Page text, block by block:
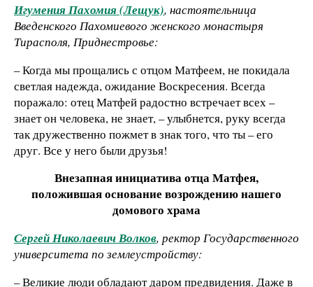
Игумения Пахомия (Лещук), настоятельница
Введенского Пахомиевого женского монастыря
Тирасполя, Приднестровье:
– Когда мы прощались с отцом Матфеем, не покидала
светлая надежда, ожидание Воскресения. Всегда
поражало: отец Матфей радостно встречает всех –
знает он человека, не знает, – улыбнется, руку всегда
так дружественно пожмет в знак того, что ты – его
друг. Все у него были друзья!
Внезапная инициатива отца Матфея,
положившая основание возрождению нашего
домового храма
Сергей Николаевич Волков, ректор Государственного
университета по землеустройству:
– Великие люди обладают даром предвидения. Даже в